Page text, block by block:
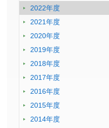
2022年度
2021年度
2020年度
2019年度
2018年度
2017年度
2016年度
2015年度
2014年度